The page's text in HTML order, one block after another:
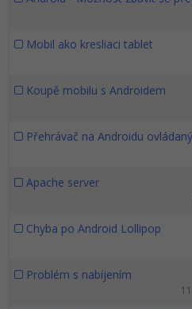
Mobil ako kresliaci tablet
Koupě mobilu s Androidem
Přehrávač na Androidu
Apache server
Chyba po Android Lollipop
Problém s nabíjením